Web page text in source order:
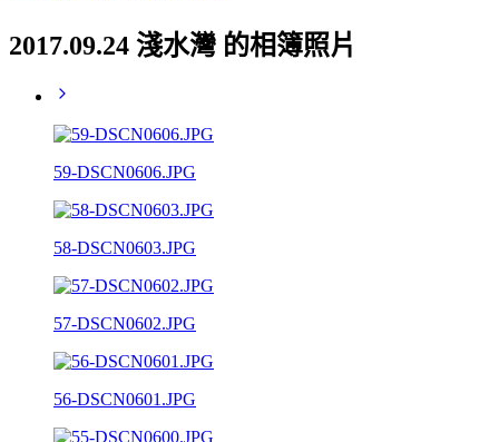
2017.09.24 淺水灣 的相簿照片
59-DSCN0606.JPG
58-DSCN0603.JPG
57-DSCN0602.JPG
56-DSCN0601.JPG